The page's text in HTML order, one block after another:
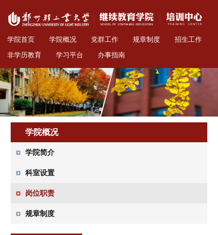
学院首页 学院概况 党群工作 规章制度 招生工作
非学历教育 学习平台 办事指南
学院概况
学院简介
科室设置
岗位职责
规章制度